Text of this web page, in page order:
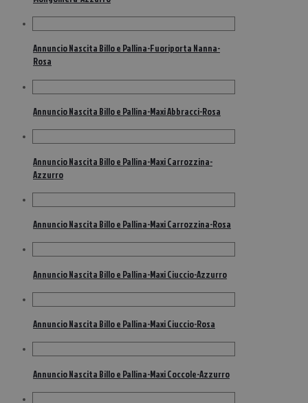
Annuncio Nascita Billo e Pallina-Fuoriporta Nanna-
Rosa
Annuncio Nascita Billo e Pallina-Maxi Abbracci-Rosa
Annuncio Nascita Billo e Pallina-Maxi Carrozzina-
Azzurro
Annuncio Nascita Billo e Pallina-Maxi Carrozzina-Rosa
Annuncio Nascita Billo e Pallina-Maxi Ciuccio-Azzurro
Annuncio Nascita Billo e Pallina-Maxi Ciuccio-Rosa
Annuncio Nascita Billo e Pallina-Maxi Coccole-Azzurro